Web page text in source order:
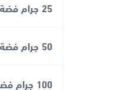
25 جرام فضة
50 جرام فضة
100 جرام فضة